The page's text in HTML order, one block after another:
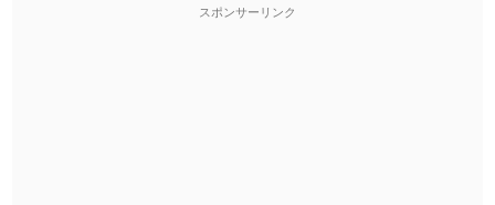
スポンサーリンク